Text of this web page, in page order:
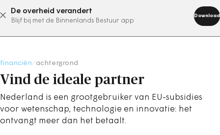
De overheid verandert
Blijf bij met de Binnenlands Bestuur app
Download
abonneer nu
financiën achtergrond
Vind de ideale partner
Nederland is een grootgebruiker van EU-subsidies
voor wetenschap, technologie en innovatie: het
ontvangt meer dan het betaalt.